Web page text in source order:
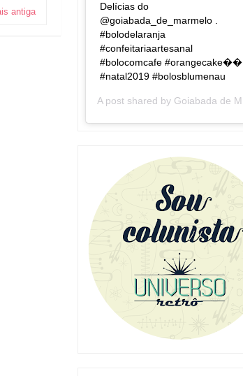
antiga
Delícias do
@goiabada_de_marmelo .
#bolodelaranja
#confeitariaartesanal
#bolocomcafe #orangecake��
#natal2019 #bolosblumenau
A post shared by Goiabada de Marmelo